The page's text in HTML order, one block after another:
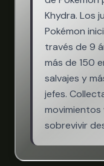
Khydra. Los
Pokémon
través de 9
más de 150
salvajes y
jefes.
sobrevivir